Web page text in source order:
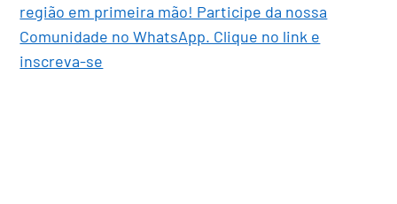
região em primeira mão! Participe da nossa
Comunidade no WhatsApp. Clique no link e
inscreva-se